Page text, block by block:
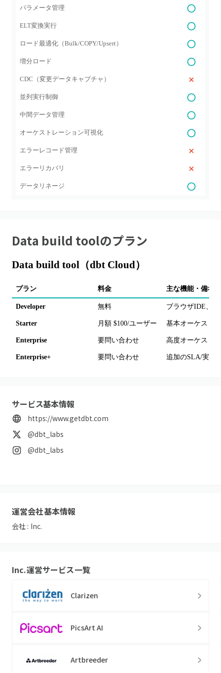
パラメータ管理
ELT変換実行
ロード最適化（Bulk/COPY/Upsert）
増分ロード
CDC（変更データキャプチャ）
並列実行制御
中間データ管理
オーケストレーション可視化
エラーレコード管理
エラーリカバリ
データリネージ
Data build toolのプラン
Data build tool（dbt Cloud）
プラン 料金 主な機能・備考
Developer 無料 ブラウザIDE、
Starter 月額 $100/ユーザー 基本オーケスト
Enterprise 要問い合わせ 高度オーケスト
Enterprise+ 要問い合わせ 追加のSLA/実装
サービス基本情報
https://www.getdbt.com
@dbt_labs
@dbt_labs
運営会社基本情報
会社 : Inc.
Inc.運営サービス一覧
Clarizen
PicsArt AI
Artbreeder